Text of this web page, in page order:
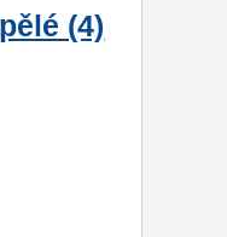
(4)